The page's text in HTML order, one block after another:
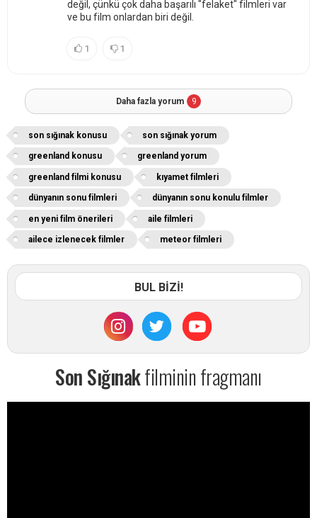
değil, çünkü çok daha başarılı "felaket" filmleri var
ve bu film onlardan biri değil.
1 1
Daha fazla yorum 9
son sığınak konusu son sığınak yorum
greenland konusu greenland yorum
greenland filmi konusu kıyamet filmleri
dünyanın sonu filmleri dünyanın sonu konulu filmler
en yeni film önerileri aile filmleri
ailece izlenecek filmler meteor filmleri
BUL BİZİ!
Son Sığınakfilminin fragmanı